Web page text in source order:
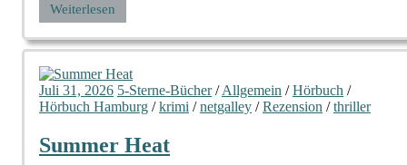
Weiterlesen
Juli 31, 2026 5-Sterne-Bücher/Allgemein /Hörbuch /
Hörbuch Hamburg /krimi /netgalley /Rezension /thriller
Summer Heat